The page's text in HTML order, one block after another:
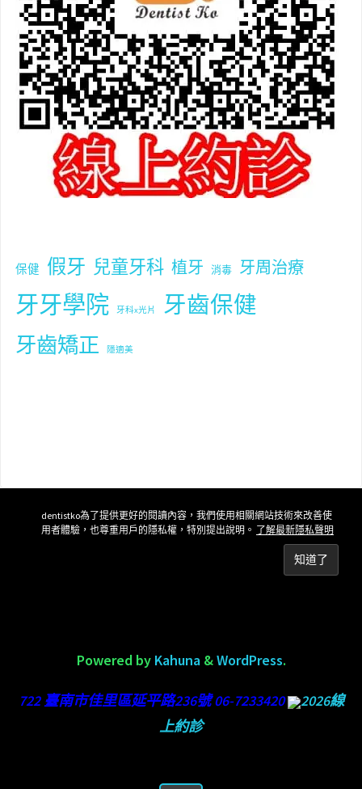
蓋
式
固
定/
活
牙
〗"
保健 假牙 兒童牙科 植牙 消毒 牙周治療
牙牙學院 牙科x光片 牙齒保健
牙齒矯正 隱適美
dentistko為了提供更好的閱讀內容，我們使用相關網站技術來改善使
用者體驗，也尊重用戶的隱私權，特別提出說明。 了解最新隱私聲明
Powered byKahuna&WordPress.
722 臺南市佳里區延平路236號 06-7233420
2026線
上約診